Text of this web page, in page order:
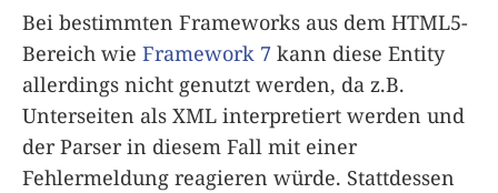
Bei bestimmten Frameworks aus dem HTML5-
Bereich wie Framework 7 kann diese Entity
allerdings nicht genutzt werden, da z.B.
Unterseiten als XML interpretiert werden und
der Parser in diesem Fall mit einer
Fehlermeldung reagieren würde. Stattdessen